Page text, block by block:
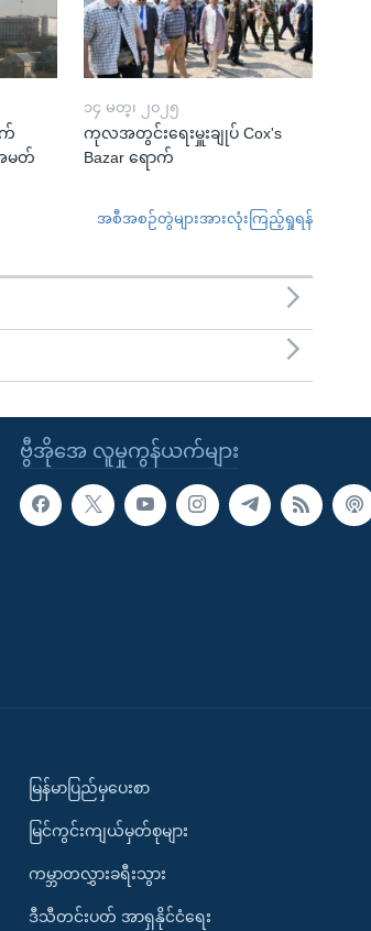
မတ်
၁၄ မတ္၊ ၂၀၂၅
ကုလအတွင်းရေးမှူးချုပ် Cox's
Bazar ရောက်
အစီအစဉ်တွဲများအားလုံးကြည့်ရှုရန်
ဗွီအိုအေ လူမှုကွန်ယက်များ
မြန်မာပြည်မှပေးစာ
မြင်ကွင်းကျယ်မှတ်စုများ
ကမ္ဘာတလွှားခရီးသွား
ဒီသီတင်းပတ် အာရှနိုင်ငံရေး